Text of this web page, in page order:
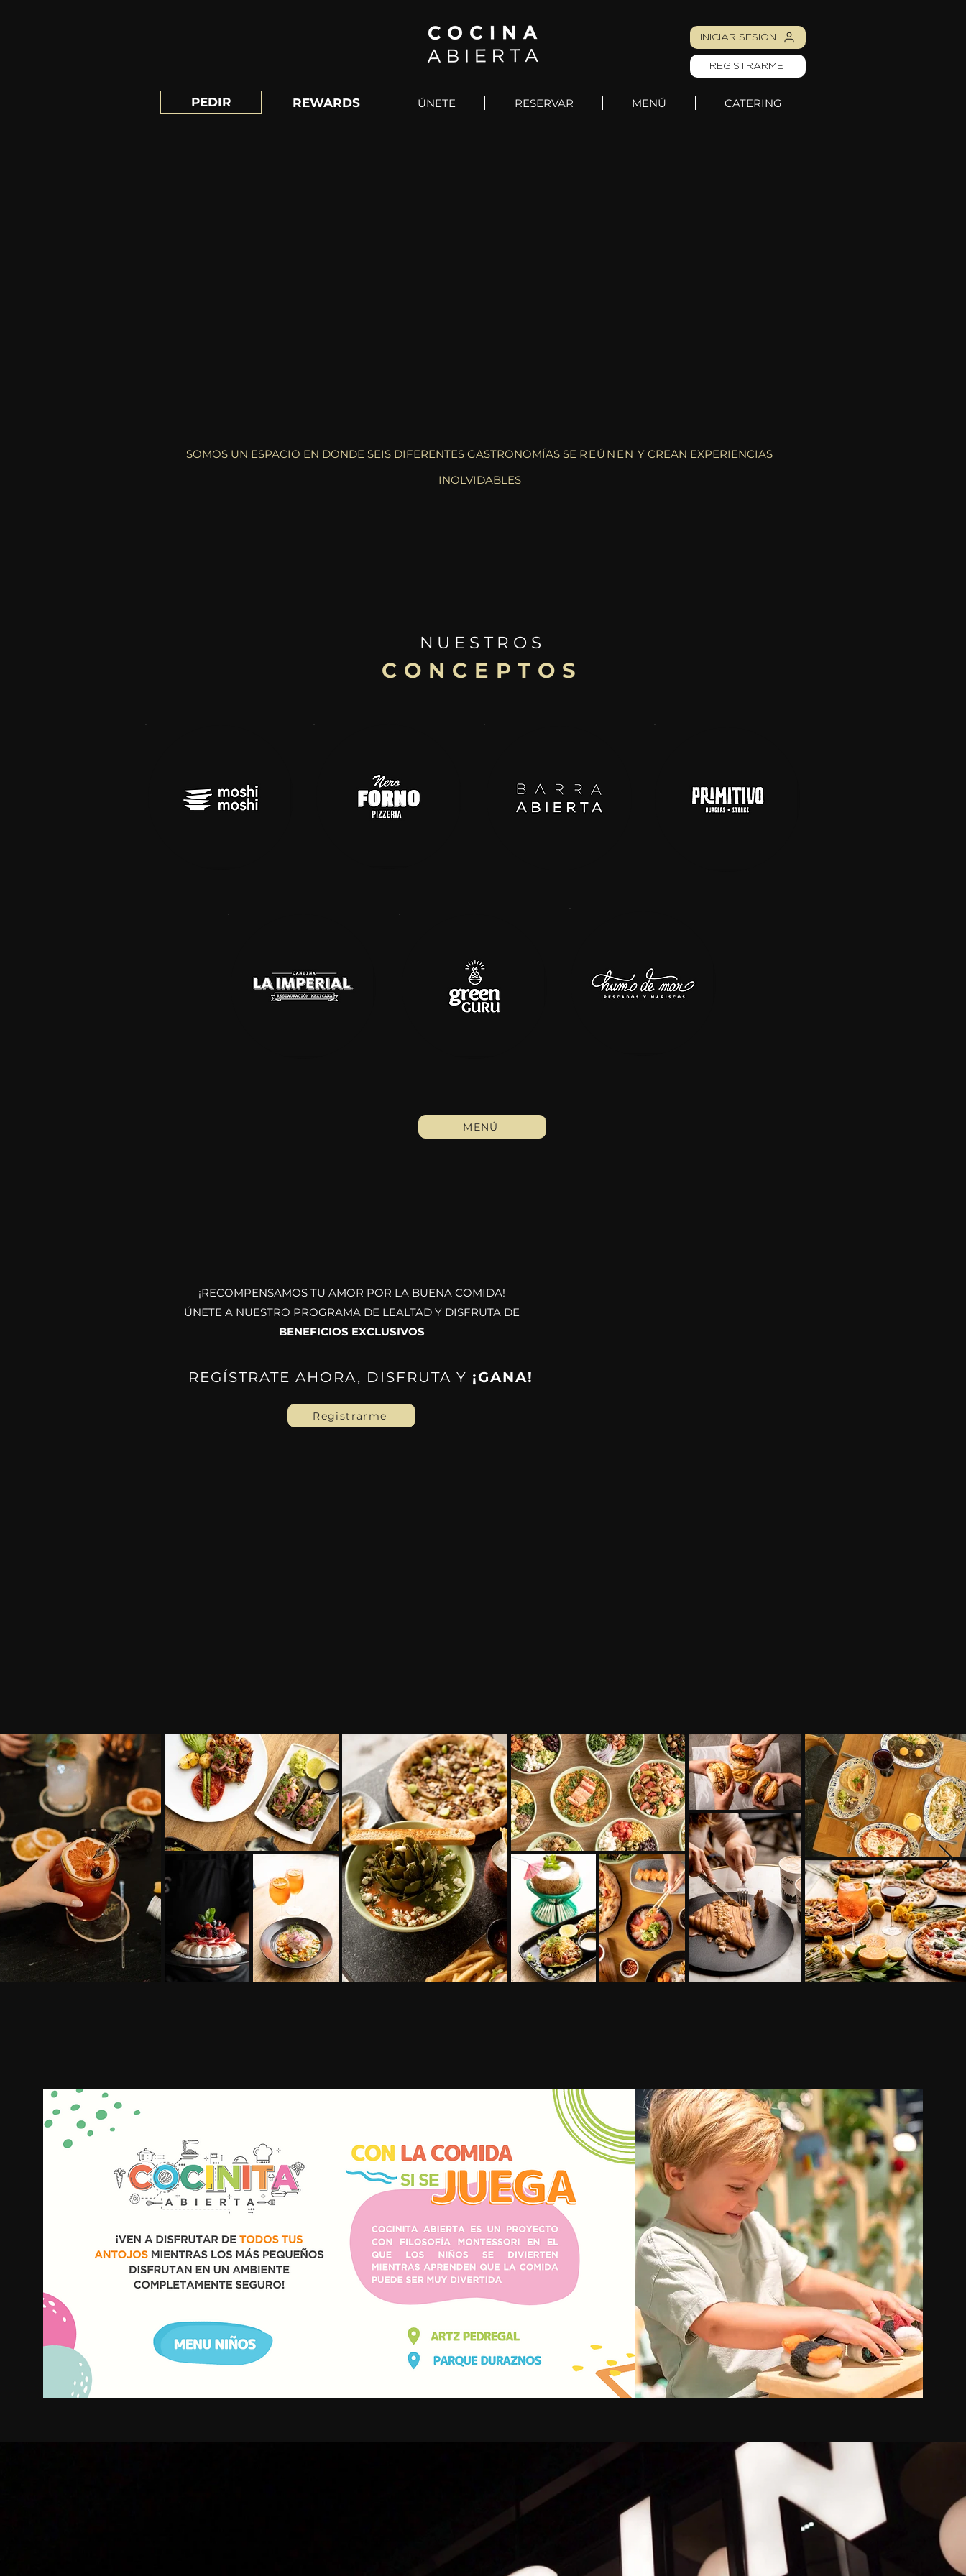
INICIAR SESIÓN
REGISTRARME
PEDIR REWARDS ÚNETE RESERVAR MENÚ CATERING
SOMOS UN ESPACIO EN DONDE SEIS DIFERENTES GASTRONOMÍAS SE REÚNEN Y CREAN EXPERIENCIAS
INOLVIDABLES
NUESTROS
CONCEPTOS
MENÚ
¡RECOMPENSAMOS TU AMOR POR LA BUENA COMIDA!
​ÚNETE A NUESTRO PROGRAMA DE LEALTAD Y DISFRUTA DE
BENEFICIOS EXCLUSIVOS
REGÍSTRATE AHORA, DISFRUTA Y ¡GANA!
Registrarme